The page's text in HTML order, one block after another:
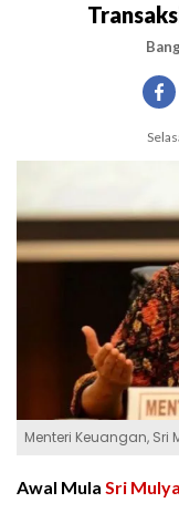
Menteri Keuangan, Sri
Awal Mula Sri